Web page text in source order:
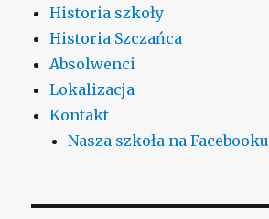
Historia szkoły
Historia Szczańca
Absolwenci
Lokalizacja
Kontakt
Nasza szkoła na Facebooku